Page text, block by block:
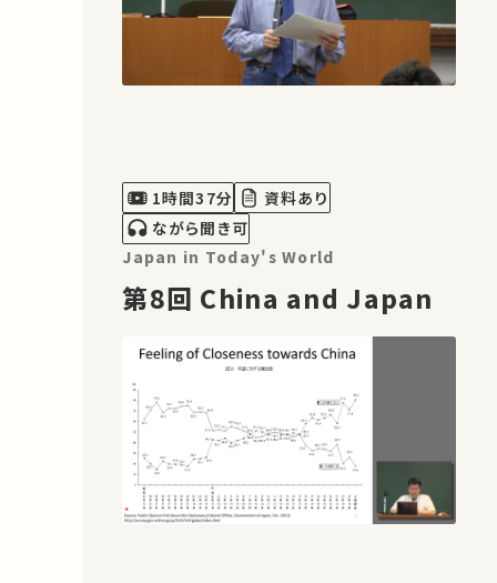
1時間37分
資料あり
ながら聞き可
Japan in Today's World
第8回 China and Japan